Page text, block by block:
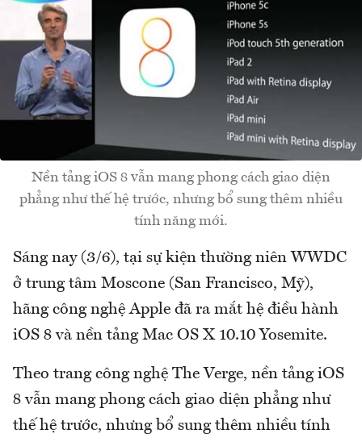
Nền tảng iOS 8 vẫn mang phong cách giao diện
phẳng như thế hệ trước, nhưng bổ sung thêm nhiều
tính năng mới.
Sáng nay (3/6), tại sự kiện thường niên WWDC
ở trung tâm Moscone (San Francisco, Mỹ),
hãng công nghệ Apple đã ra mắt hệ điều hành
iOS 8 và nền tảng Mac OS X 10.10 Yosemite.
Theo trang công nghệ The Verge, nền tảng iOS
8 vẫn mang phong cách giao diện phẳng như
thế hệ trước, nhưng bổ sung thêm nhiều tính